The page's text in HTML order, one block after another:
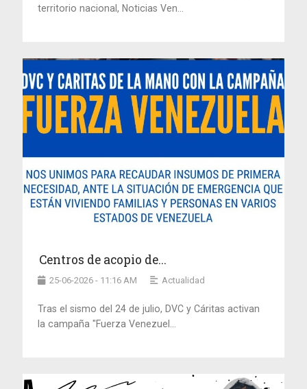
territorio nacional, Noticias Ven...
Centros de acopio de...
25-06-2026 - 11:16 AM Actualidad
Tras el sismo del 24 de julio, DVC y Cáritas activan
la campaña "Fuerza Venezuel...